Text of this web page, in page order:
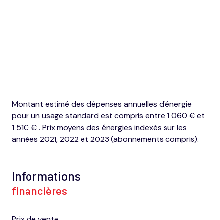
balcon
interphone
Montant estimé des dépenses annuelles d'énergie
pour un usage standard est compris entre 1 060 € et
1 510 € . Prix moyens des énergies indexés sur les
années 2021, 2022 et 2023 (abonnements compris).
Informations
financières